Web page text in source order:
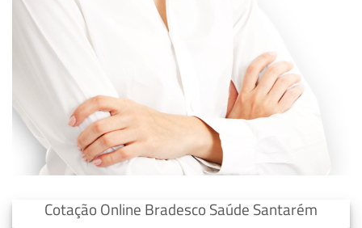
Cotação Online Bradesco Saúde Santarém